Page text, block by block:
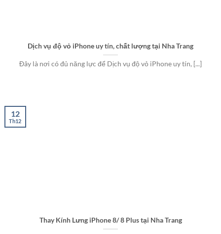
Dịch vụ độ vỏ iPhone uy tín, chất lượng tại Nha Trang
Đây là nơi có đủ năng lực để Dịch vụ độ vỏ iPhone uy tín, [...]
Thay Kính Lưng iPhone 8/ 8 Plus tại Nha Trang
12
Th12